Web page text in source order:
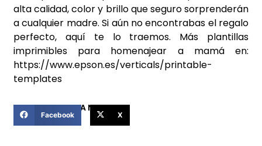
alta calidad, color y brillo que seguro sorprenderán
a cualquier madre. Si aún no encontrabas el regalo
perfecto, aquí te lo traemos. Más plantillas
imprimibles para homenajear a mamá en:
https://www.epson.es/verticals/printable-
templates
COMPARTIR ESTA NOTICIA
Facebook X